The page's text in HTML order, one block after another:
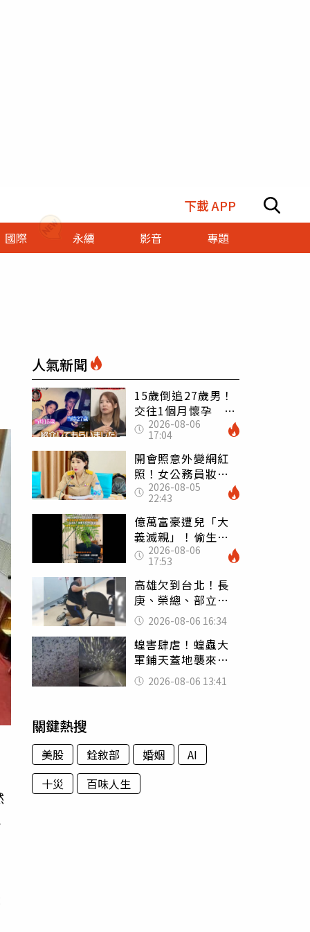
下載 APP
國際 永續 影音 專題
人氣新聞
15歲倒追27歲男！
交往1個月懷孕 36
歲當阿嬤故事曝光
2026-08-06
17:04
開會照意外變網紅
照！女公務員妝容
掀2千則留言 本人
怒嗆：化妝有錯嗎
2026-08-05
22:43
億萬富豪遭兒「大
義滅親」！偷生子
怕曝光 竟盜鄰居
身份辦假證落戶
2026-08-06
17:53
高雄欠到台北！長
庚、榮總、部立醫
院都受害 「醫療
暴力男」離譜紀錄
曝光
2026-08-06 16:34
蝗害肆虐！蝗蟲大
軍鋪天蓋地襲來宛
如末日 網驚：聖
經十災
2026-08-06 13:41
關鍵熱搜
美股 銓敘部 婚姻
AI
十災
百味人生